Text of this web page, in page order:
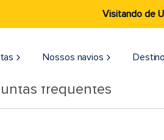
Visitando de
Nossos navios
frequentes